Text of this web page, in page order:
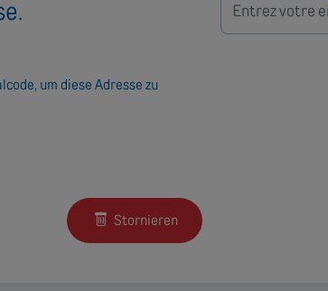
um diese Adresse zu
Stornieren